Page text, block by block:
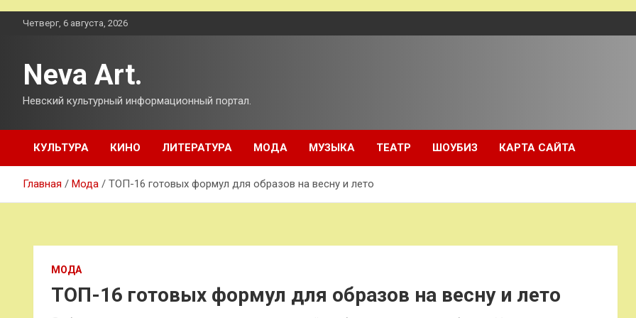
ПерейтиЧетверг, 6 августа, 2026
Neva Art.
Невский культурный информационный портал.
КУЛЬТУРА КИНО ЛИТЕРАТУРА МОДА МУЗЫКА ТЕАТР ШОУБИЗ КАРТА САЙТА
Главная Мода ТОП-16 готовых формул для образов на весну и лето
МОДА
ТОП-16 готовых формул для образов на весну и лето